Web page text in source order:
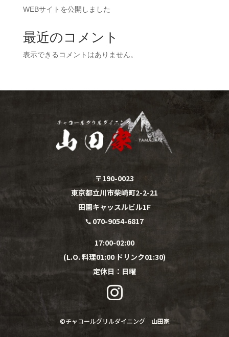
WEBサイトを公開しました
最近のコメント
表示できるコメントはありません。
〒190-0023
東京都立川市柴崎町2-2-21
田園キャッスルビル1F
 070-9054-6817
17:00-02:00
(L.O. 料理01:00 ドリンク01:30)
定休日： 日曜

©︎チャコールグリルダイニング 山田家